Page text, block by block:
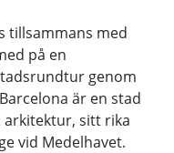
tillsammans med
på en
genom
är en stad
sitt rika
vid Medelhavet.